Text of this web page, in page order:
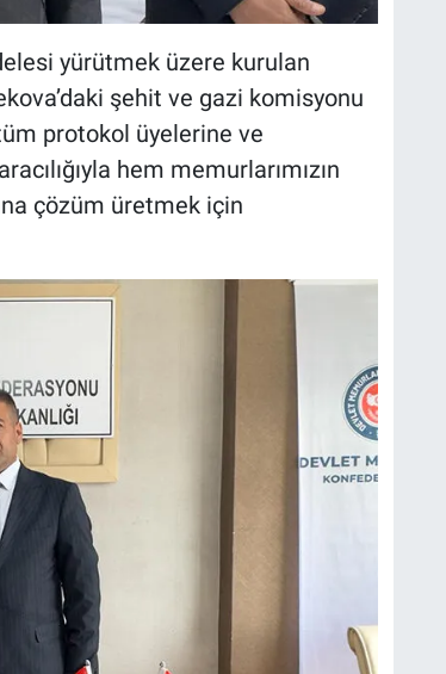
yürütmek üzere kurulan
şehit ve gazi komisyonu
protokol üyelerine ve
hem memurlarımızın
çözüm üretmek için